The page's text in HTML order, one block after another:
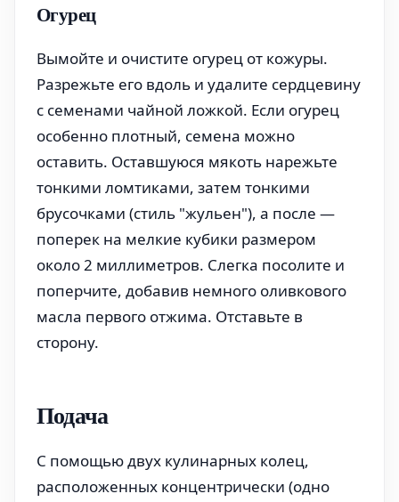
Огурец
Вымойте и очистите огурец от кожуры.
Разрежьте его вдоль и удалите сердцевину
с семенами чайной ложкой. Если огурец
особенно плотный, семена можно
оставить. Оставшуюся мякоть нарежьте
тонкими ломтиками, затем тонкими
брусочками (стиль "жульен"), а после —
поперек на мелкие кубики размером
около 2 миллиметров. Слегка посолите и
поперчите, добавив немного оливкового
масла первого отжима. Отставьте в
сторону.
Подача
С помощью двух кулинарных колец,
расположенных концентрически (одно